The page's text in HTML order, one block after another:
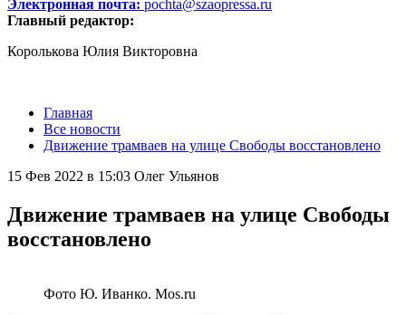
Электронная почта: pochta@szaopressa.ru
Главный редактор:
Королькова Юлия Викторовна
Главная
Все новости
Движение трамваев на улице Свободы восстановлено
15 Фев 2022 в 15:03 Олег Ульянов
Движение трамваев на улице Свободы
восстановлено
Фото Ю. Иванко. Mos.ru